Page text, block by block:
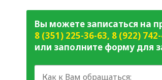
Вы можете записаться на
8 (351) 225-36-63, 8 (922)
или заполните форму для